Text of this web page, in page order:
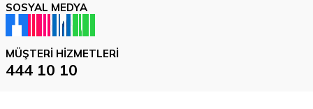
SOSYAL MEDYA
MÜŞTERI HIZMETLERI
444 10 10